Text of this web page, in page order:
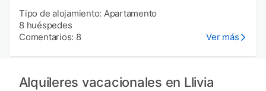
Tipo de alojamiento: Apartamento
8 huéspedes
Comentarios: 8
Ver más
Alquileres vacacionales en Llivia